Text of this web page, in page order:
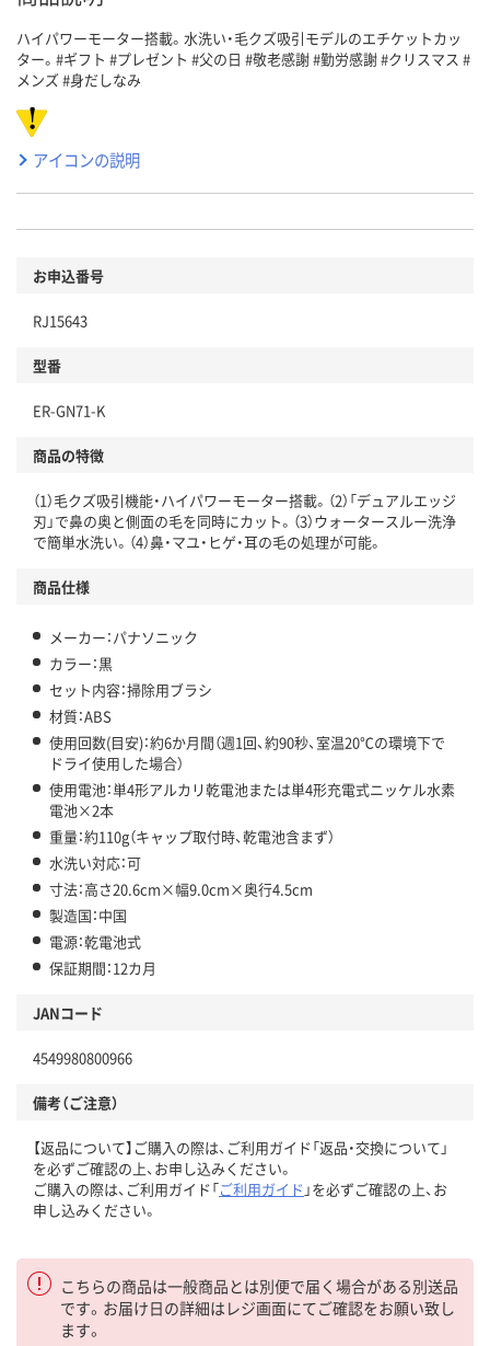
ハイパワーモーター搭載。水洗い・毛クズ吸引モデルのエチケットカッ
ター。#ギフト #プレゼント #父の日 #敬老感謝 #勤労感謝 #クリスマス #
メンズ #身だしなみ
アイコンの説明
お申込番号
RJ15643
型番
ER-GN71-K
商品の特徴
（1）毛クズ吸引機能・ハイパワーモーター搭載。（2）「デュアルエッジ
刃」で鼻の奥と側面の毛を同時にカット。（3）ウォータースルー洗浄
で簡単水洗い。（4）鼻・マユ・ヒゲ・耳の毛の処理が可能。
商品仕様
メーカー：パナソニック
カラー：黒
セット内容：掃除用ブラシ
材質：ABS
使用回数(目安)：約6か月間（週1回、約90秒、室温20℃の環境下で
ドライ使用した場合）
使用電池：単4形アルカリ乾電池または単4形充電式ニッケル水素
電池×2本
重量：約110g（キャップ取付時、乾電池含まず）
水洗い対応：可
寸法：高さ20.6cm×幅9.0cm×奥行4.5cm
製造国：中国
電源：乾電池式
保証期間：12カ月
JANコード
4549980800966
備考（ご注意）
【返品について】ご購入の際は、ご利用ガイド「返品・交換について」
を必ずご確認の上、お申し込みください。
ご購入の際は、ご利用ガイド「ご利用ガイド 」を必ずご確認の上、お
申し込みください。
こちらの商品は一般商品とは別便で届く場合がある別送品
です。お届け日の詳細はレジ画面にてご確認をお願い致し
ます。